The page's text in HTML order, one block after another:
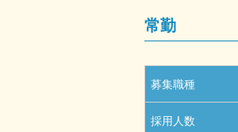
常勤
募集職種
採用人数